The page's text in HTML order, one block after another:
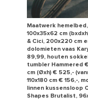
Maatwerk
100x35x62 cm
& Cici, 200x220 cm
dolomieten vaas
89,99, houten
tumbler Hammered
cm (Øxh) € 525,-
110x180 cm € 156,-
linnen kussensloop
Shapes Brutalist,